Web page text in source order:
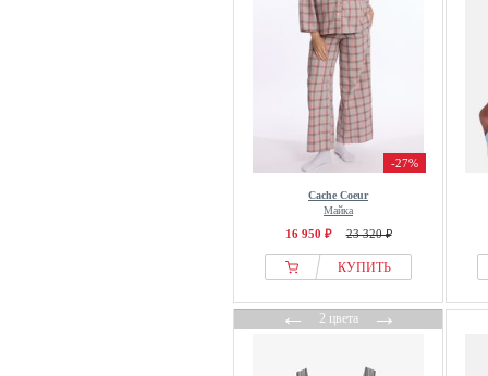
-27%
Cache Coeur
Майка
16 950 ₽ 23 320 ₽
КУПИТЬ
←2 цвета→